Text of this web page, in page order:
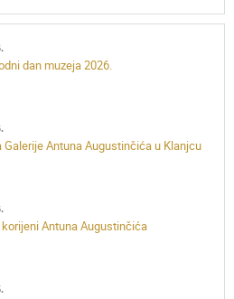
dan muzeja 2026.
Galerije Antuna Augustinčića u Klanjcu
korijeni Antuna Augustinčića